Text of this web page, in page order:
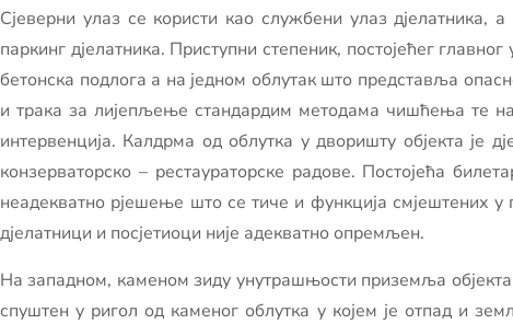
Сјеверни улаз се користи као службени улаз дјелатника,
паркинг дјелатника. Приступни степеник, постојећег
бетонска подлога а на једном облутак што представља
и трака за лијепљење стандардим методама чишћења те
интервенција. Калдрма од облутка у дворишту објекта је
конзерваторско – рестаураторске радове. Постојећа
неадекватно рјешење што се тиче и функција смјештених у
дјелатници и посјетиоци није адекватно опремљен.
На западном, каменом зиду унутрашњости приземља
спуштен у ригол од каменог облутка у којем је отпад и